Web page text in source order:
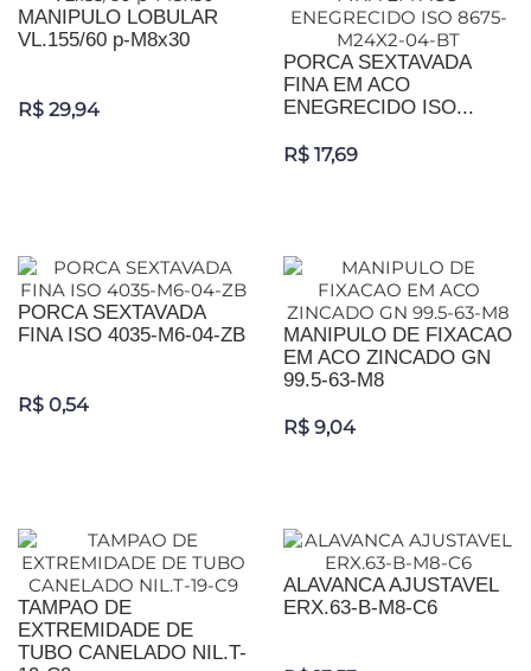
MANIPULO LOBULAR
VL.155/60 p-M8x30
R$ 29,94
PORCA SEXTAVADA
FINA EM ACO
ENEGRECIDO ISO...
R$ 17,69
PORCA SEXTAVADA
FINA ISO 4035-M6-04-ZB
R$ 0,54
MANIPULO DE FIXACAO
EM ACO ZINCADO GN
99.5-63-M8
R$ 9,04
TAMPAO DE
EXTREMIDADE DE
TUBO CANELADO NIL.T-
ALAVANCA AJUSTAVEL
ERX.63-B-M8-C6